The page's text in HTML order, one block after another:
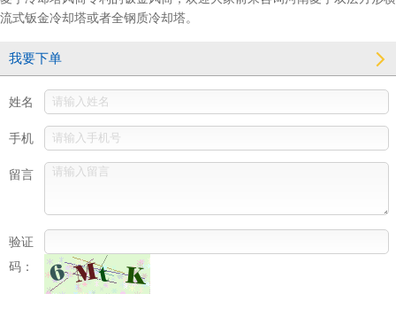
流式钣金冷却塔或者全钢质冷却塔。
我要下单
姓名
手机
留言
验证
码：